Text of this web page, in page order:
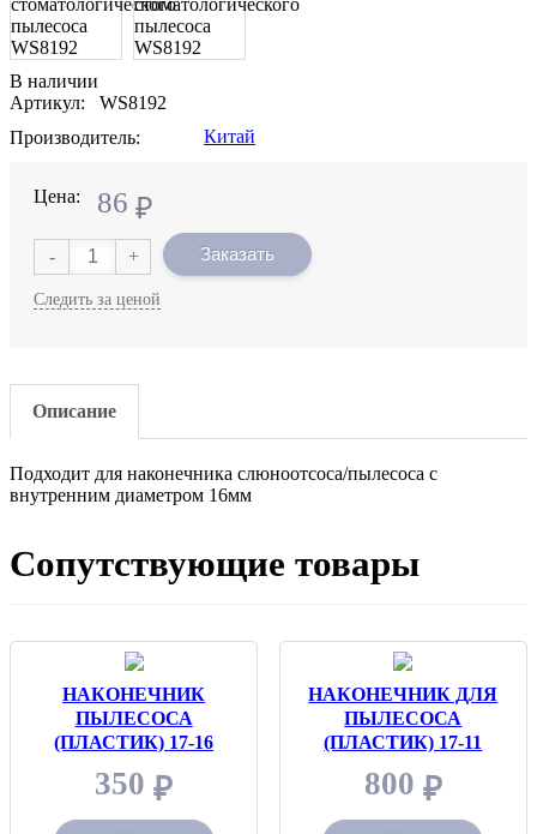
В наличии
Артикул: WS8192
Производитель:
Китай
Цена: 86 ₽
- + Заказать
Следить за ценой
Описание
Подходит для наконечника слюноотсоса/пылесоса с
внутренним диаметром 16мм
Сопутствующие товары
НАКОНЕЧНИК
ПЫЛЕСОСА
(ПЛАСТИК) 17-16
КИТАЙ
350 ₽
НАКОНЕЧНИК ДЛЯ
ПЫЛЕСОСА
(ПЛАСТИК) 17-11
КИТАЙ
800 ₽